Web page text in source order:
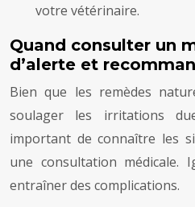
votre vétérinaire.
Quand consulter un
d’alerte et
Bien que les remèdes
soulager les irritations
important de connaître les
une consultation médicale.
entraîner des complications.